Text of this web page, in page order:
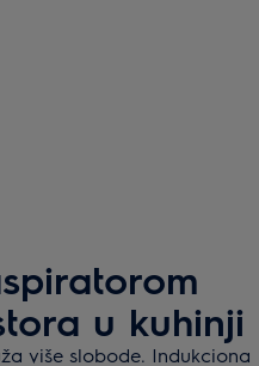
u kuhinji
više slobode. Indukciona